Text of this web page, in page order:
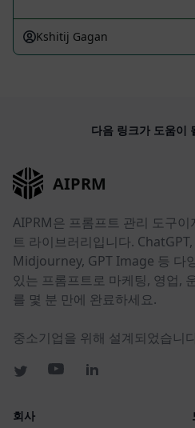
Kshitij Gagan
다음 링크가 도움이
AIPRM
AIPRM은 프롬프트 관리 도구
트 라이브러리입니다.
Midjourney, GPT Image 등 다
있는 프롬프트로 마케팅, 영업,
를 몇 분 만에 완료하세요.
중소기업을 위해 설계되었습니
회사